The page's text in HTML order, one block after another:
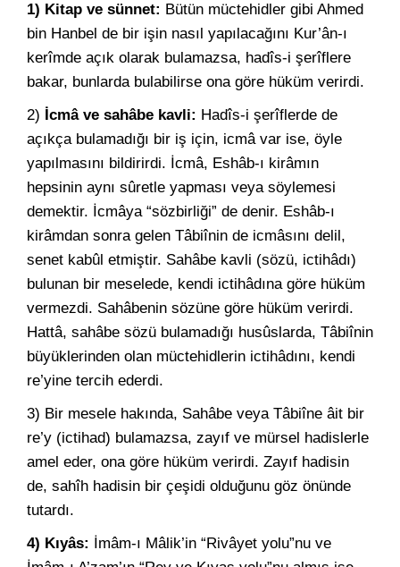
1) Kitap ve sünnet: Bütün müctehidler gibi Ahmed
bin Hanbel de bir işin nasıl yapılacağını Kur’ân-ı
kerîmde açık olarak bulamazsa, hadîs-i şerîflere
bakar, bunlarda bulabilirse ona göre hüküm verirdi.
2) İcmâ ve sahâbe kavli: Hadîs-i şerîflerde de
açıkça bulamadığı bir iş için, icmâ var ise, öyle
yapılmasını bildirirdi. İcmâ, Eshâb-ı kirâmın
hepsinin aynı sûretle yapması veya söylemesi
demektir. İcmâya “sözbirliği” de denir. Eshâb-ı
kirâmdan sonra gelen Tâbiînin de icmâsını delil,
senet kabûl etmiştir. Sahâbe kavli (sözü, ictihâdı)
bulunan bir meselede, kendi ictihâdına göre hüküm
vermezdi. Sahâbenin sözüne göre hüküm verirdi.
Hattâ, sahâbe sözü bulamadığı husûslarda, Tâbiînin
büyüklerinden olan müctehidlerin ictihâdını, kendi
re’yine tercih ederdi.
3) Bir mesele hakında, Sahâbe veya Tâbiîne âit bir
re’y (ictihad) bulamazsa, zayıf ve mürsel hadislerle
amel eder, ona göre hüküm verirdi. Zayıf hadisin
de, sahîh hadisin bir çeşidi olduğunu göz önünde
tutardı.
4) Kıyâs: İmâm-ı Mâlik’in “Rivâyet yolu”nu ve